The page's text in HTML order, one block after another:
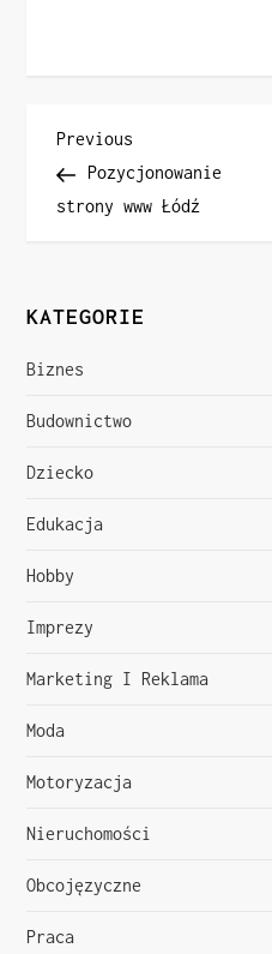
N
a
i
g
a
c
j
a
w
p
i
s
u
Previous
Post
Previous
Pozycjonowanie
strony www Łódź
KATEGORIE
Biznes
Budownictwo
Dziecko
Edukacja
Hobby
Imprezy
Marketing I Reklama
Moda
Motoryzacja
Nieruchomości
Obcojęzyczne
Praca